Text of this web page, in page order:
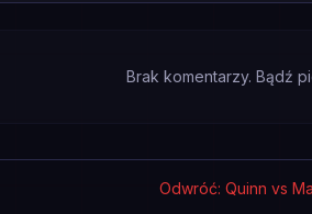
Brak komentarzy. Bądź
Odwróć: Quinn vs